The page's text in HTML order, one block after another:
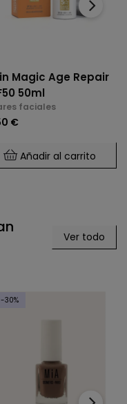
Magic Age Repair
50ml
faciales
€
Añadir al carrito
Ver todo
-30%
›